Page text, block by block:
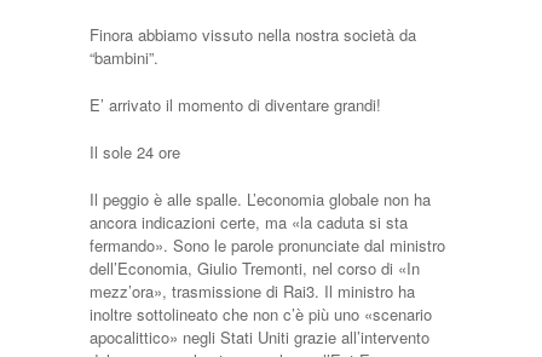
Finora abbiamo vissuto nella nostra società da
“bambini”.
E’ arrivato il momento di diventare grandi!
Il sole 24 ore
Il peggio è alle spalle. L’economia globale non ha
ancora indicazioni certe, ma «la caduta si sta
fermando». Sono le parole pronunciate dal ministro
dell’Economia, Giulio Tremonti, nel corso di «In
mezz’ora», trasmissione di Rai3. Il ministro ha
inoltre sottolineato che non c’è più uno «scenario
apocalittico» negli Stati Uniti grazie all’intervento